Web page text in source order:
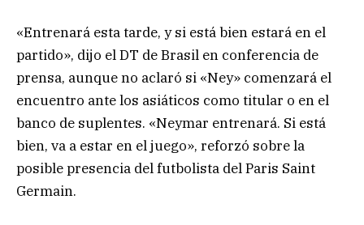
«Entrenará esta tarde, y si está bien estará en el
partido», dijo el DT de Brasil en conferencia de
prensa, aunque no aclaró si «Ney» comenzará el
encuentro ante los asiáticos como titular o en el
banco de suplentes. «Neymar entrenará. Si está
bien, va a estar en el juego», reforzó sobre la
posible presencia del futbolista del Paris Saint
Germain.